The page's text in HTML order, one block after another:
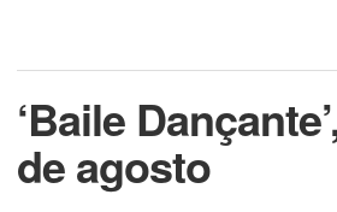
‘Baile
de agosto